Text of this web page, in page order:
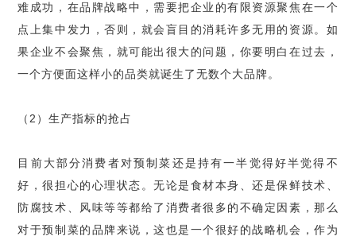
难成功，在品牌战略中，需要把企业的有限资源聚焦在一个
点上集中发力，否则，就会盲目的消耗许多无用的资源。如
果企业不会聚焦，就可能出很大的问题，你要明白在过去，
一个方便面这样小的品类就诞生了无数个大品牌。
（2）生产指标的抢占
目前大部分消费者对预制菜还是持有一半觉得好半觉得不
好，很担心的心理状态。无论是食材本身、还是保鲜技术、
防腐技术、风味等等都给了消费者很多的不确定因素，那么
对于预制菜的品牌来说，这也是一个很好的战略机会，作为